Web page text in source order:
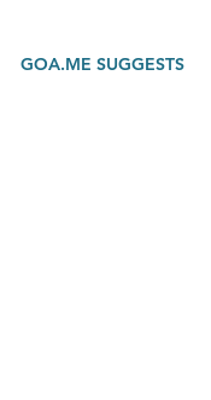
GOA.ME SUGGESTS